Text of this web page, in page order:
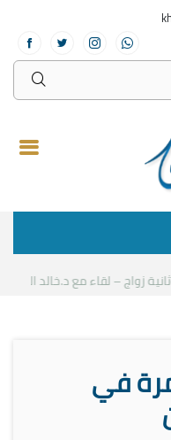
زواج – لقاء مع د.خالد الحليبي
في